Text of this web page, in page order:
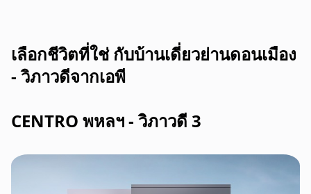
เลือกชีวิตที่ใช่ กับบ้านเดี่ยวย่านดอนเมือง
- วิภาวดีจากเอพี
CENTRO พหลฯ - วิภาวดี 3